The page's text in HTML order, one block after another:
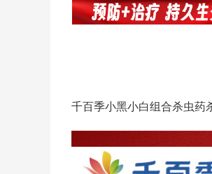
千百季小黑小白组合杀虫药